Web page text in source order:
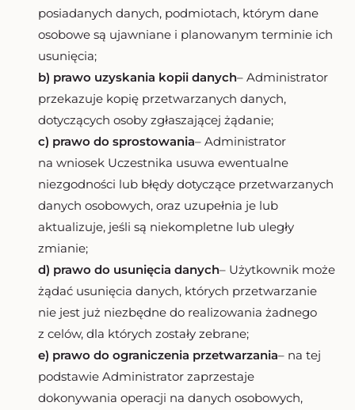
posiadanych danych, podmiotach, którym dane
osobowe są ujawniane i planowanym terminie ich
usunięcia;
b) prawo uzyskania kopii danych– Administrator
przekazuje kopię przetwarzanych danych,
dotyczących osoby zgłaszającej żądanie;
c) prawo do sprostowania– Administrator
na wniosek Uczestnika usuwa ewentualne
niezgodności lub błędy dotyczące przetwarzanych
danych osobowych, oraz uzupełnia je lub
aktualizuje, jeśli są niekompletne lub uległy
zmianie;
d) prawo do usunięcia danych– Użytkownik może
żądać usunięcia danych, których przetwarzanie
nie jest już niezbędne do realizowania żadnego
z celów, dla których zostały zebrane;
e) prawo do ograniczenia przetwarzania– na tej
podstawie Administrator zaprzestaje
dokonywania operacji na danych osobowych,